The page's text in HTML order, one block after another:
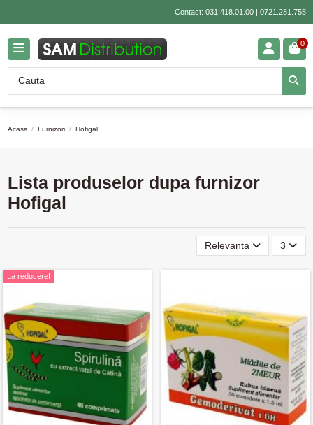
Contact: 031.418.01.00| 0721.281.755
0
Acasa Furnizori Hofigal
Lista produselor dupa furnizor
Hofigal
Relevanta 3
La reducere!